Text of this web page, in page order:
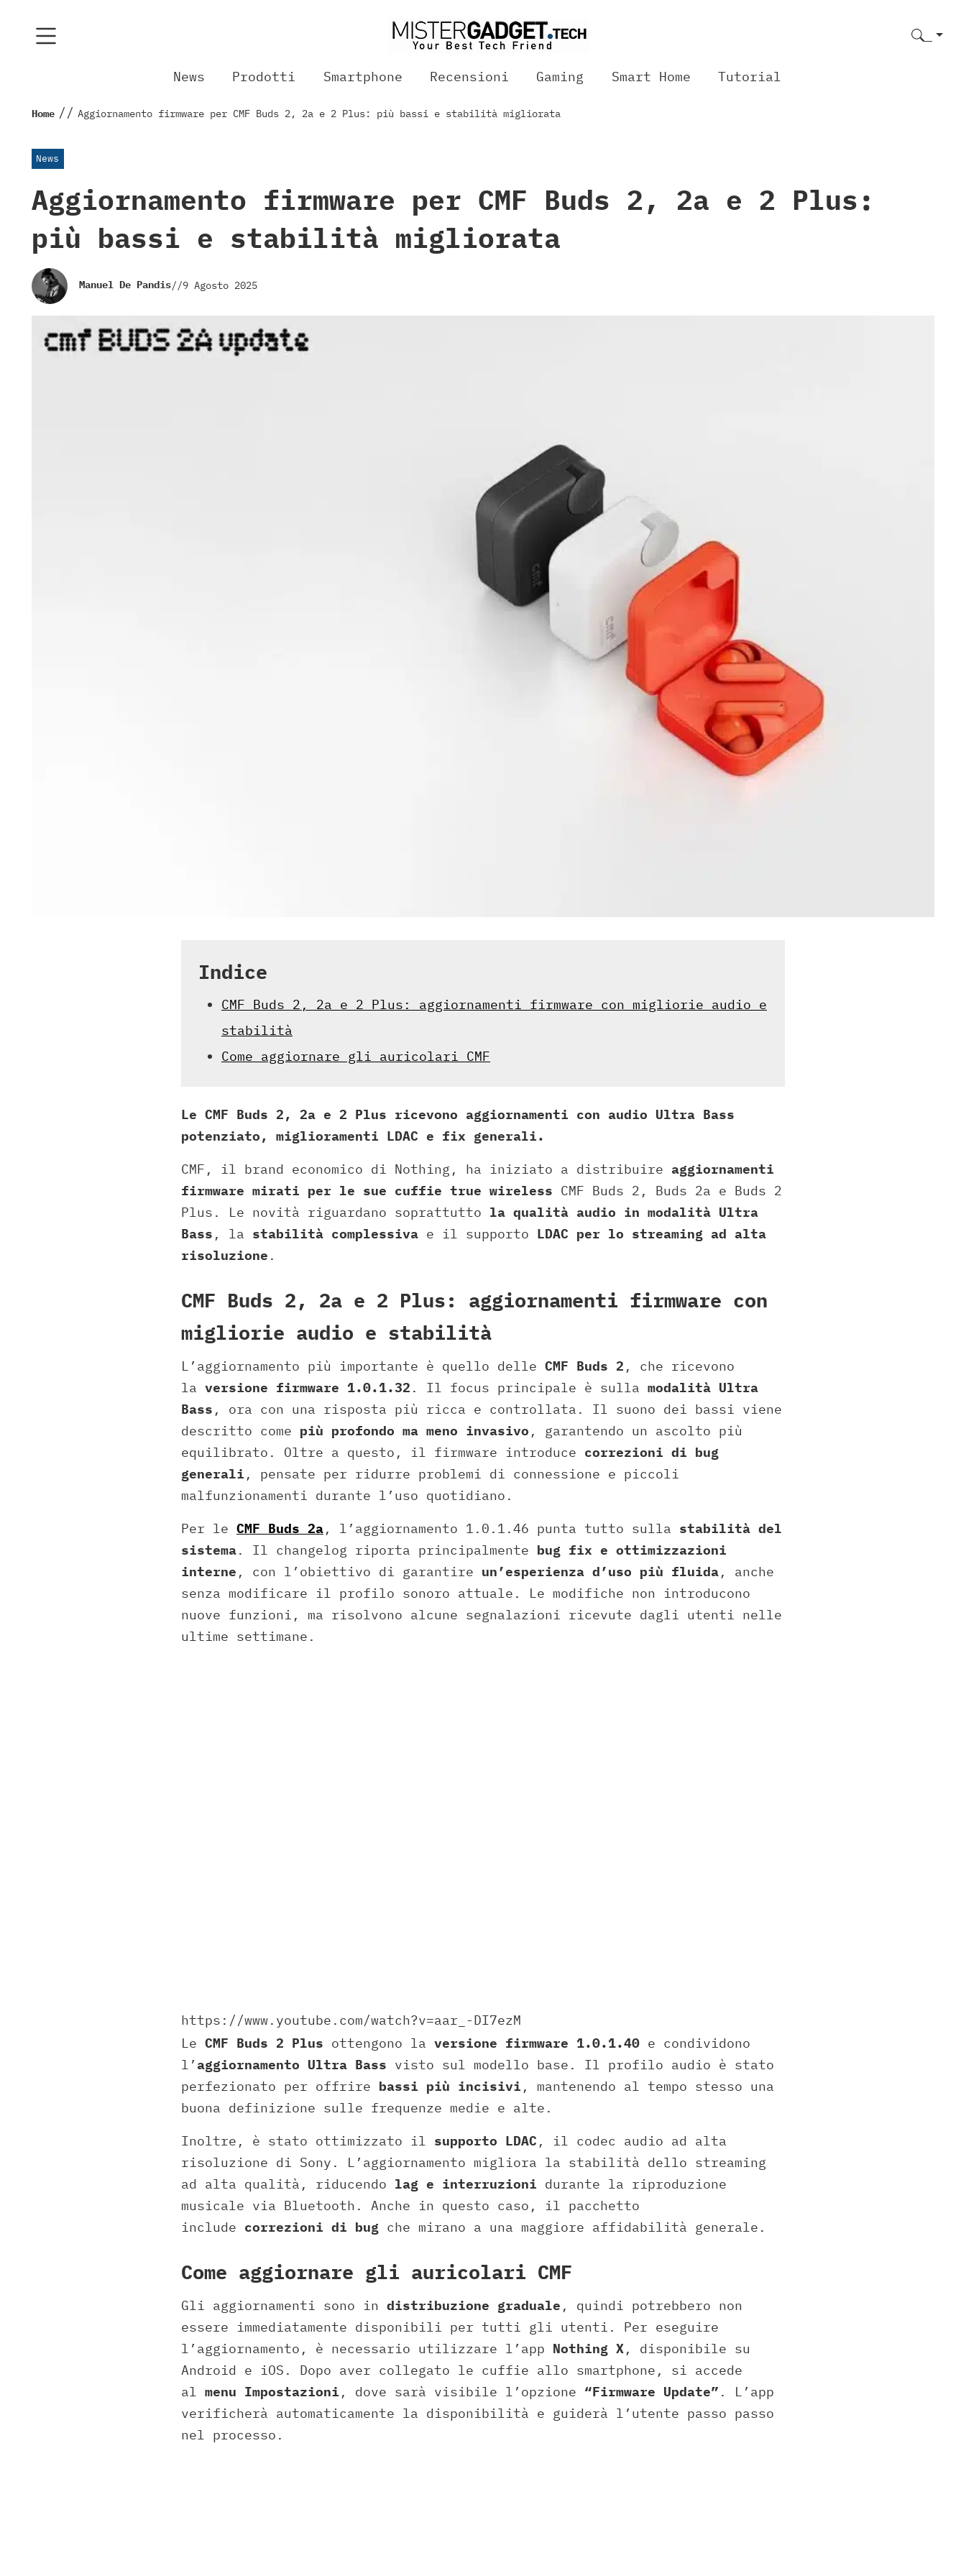
News Prodotti Smartphone Recensioni Gaming Smart Home Tutorial
Home // Aggiornamento firmware per CMF Buds 2, 2a e 2 Plus: più bassi e stabilità migliorata
News
Aggiornamento firmware per CMF Buds 2, 2a e 2 Plus:
più bassi e stabilità migliorata
Manuel De Pandis//9 Agosto 2025
Indice
CMF Buds 2, 2a e 2 Plus: aggiornamenti firmware con migliorie audio e
stabilità
Come aggiornare gli auricolari CMF
Le CMF Buds 2, 2a e 2 Plus ricevono aggiornamenti con audio Ultra Bass
potenziato, miglioramenti LDAC e fix generali.
CMF, il brand economico di Nothing, ha iniziato a distribuire aggiornamenti
firmware mirati per le sue cuffie true wireless CMF Buds 2, Buds 2a e Buds 2
Plus. Le novità riguardano soprattutto la qualità audio in modalità Ultra
Bass , la stabilità complessiva e il supporto LDAC per lo streaming ad alta
risoluzione .
CMF Buds 2, 2a e 2 Plus: aggiornamenti firmware con
migliorie audio e stabilità
L’aggiornamento più importante è quello delle CMF Buds 2 , che ricevono
la versione firmware 1.0.1.32 . Il focus principale è sulla modalità Ultra
Bass , ora con una risposta più ricca e controllata. Il suono dei bassi viene
descritto come più profondo ma meno invasivo , garantendo un ascolto più
equilibrato. Oltre a questo, il firmware introduce correzioni di bug
generali , pensate per ridurre problemi di connessione e piccoli
malfunzionamenti durante l’uso quotidiano.
Per le CMF Buds 2a, l’aggiornamento 1.0.1.46 punta tutto sulla stabilità del
sistema. Il changelog riporta principalmente bug fix e ottimizzazioni
interne , con l’obiettivo di garantire un’esperienza d’uso più fluida, anche
senza modificare il profilo sonoro attuale. Le modifiche non introducono
nuove funzioni, ma risolvono alcune segnalazioni ricevute dagli utenti nelle
ultime settimane.
https://www.youtube.com/watch?v=aar_-DI7ezM
Le CMF Buds 2 Plus ottengono la versione firmware 1.0.1.40 e condividono
l’ aggiornamento Ultra Bass visto sul modello base. Il profilo audio è stato
perfezionato per offrire bassi più incisivi , mantenendo al tempo stesso una
buona definizione sulle frequenze medie e alte.
Inoltre, è stato ottimizzato il supporto LDAC , il codec audio ad alta
risoluzione di Sony. L’aggiornamento migliora la stabilità dello streaming
ad alta qualità, riducendo lag e interruzioni durante la riproduzione
musicale via Bluetooth. Anche in questo caso, il pacchetto
include correzioni di bug che mirano a una maggiore affidabilità generale.
Come aggiornare gli auricolari CMF
Gli aggiornamenti sono in distribuzione graduale , quindi potrebbero non
essere immediatamente disponibili per tutti gli utenti. Per eseguire
l’aggiornamento, è necessario utilizzare l’app Nothing X, disponibile su
Android e iOS. Dopo aver collegato le cuffie allo smartphone, si accede
al menu Impostazioni , dove sarà visibile l’opzione “Firmware Update” . L’app
verificherà automaticamente la disponibilità e guiderà l’utente passo passo
nel processo.